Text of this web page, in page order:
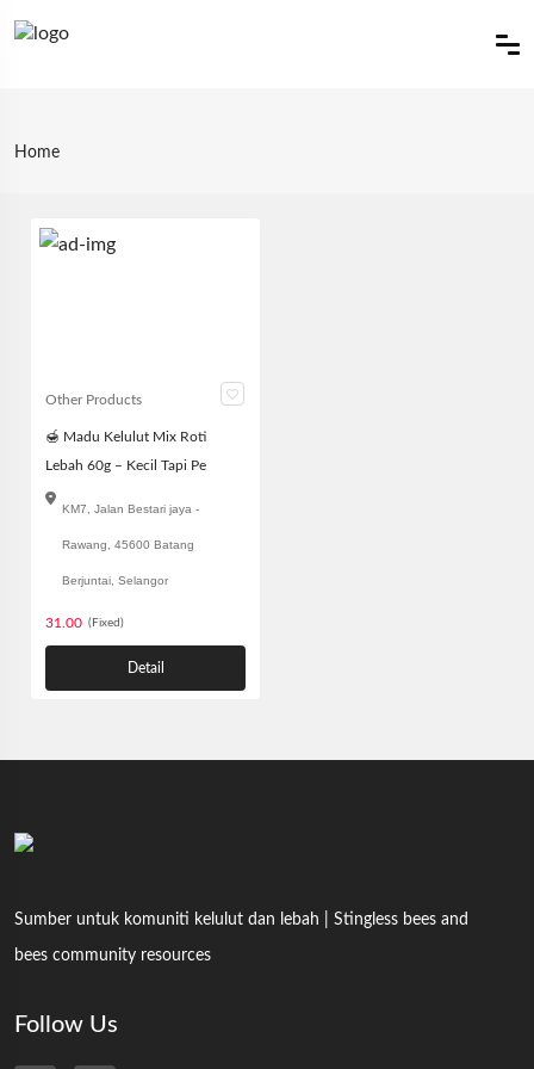
Home
Other Products
🍯 Madu Kelulut Mix Roti
Lebah 60g – Kecil Tapi Pe
KM7, Jalan Bestari jaya -
Rawang, 45600 Batang
Berjuntai, Selangor
31.00 (Fixed)
Detail
Sumber untuk komuniti kelulut dan lebah | Stingless bees and
bees community resources
Follow Us